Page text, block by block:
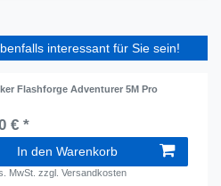
interessant für Sie sein!
Flashforge Adventurer 5M Pro
€ *
In den Warenkorb
MwSt. zzgl.Versandkosten